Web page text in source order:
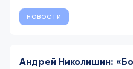
НОВОСТИ
Андрей Николишин: